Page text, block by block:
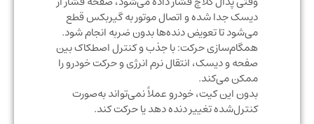
دیسک جدا شده و اتصال موتور به گیربکس قطع
می‌شود تا تعویض دنده‌ها بدون ضربه انجام شود.
همگام‌سازی حرکت: با جذب و کنترل اصطکاک بین
صفحه و دیسک، انتقال نرم انرژی و حرکت خودرو را
ممکن می‌کند.
بدون این کیت، خودرو عملاً نمی‌تواند به‌صورت
کنترل‌شده تغییر دنده دهد یا حرکت کند.